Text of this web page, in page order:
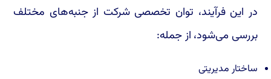
در این فرآیند، توان تخصصی شرکت از جنبه‌های مختلف
بررسی می‌شود، از جمله:
ساختار مدیریتی